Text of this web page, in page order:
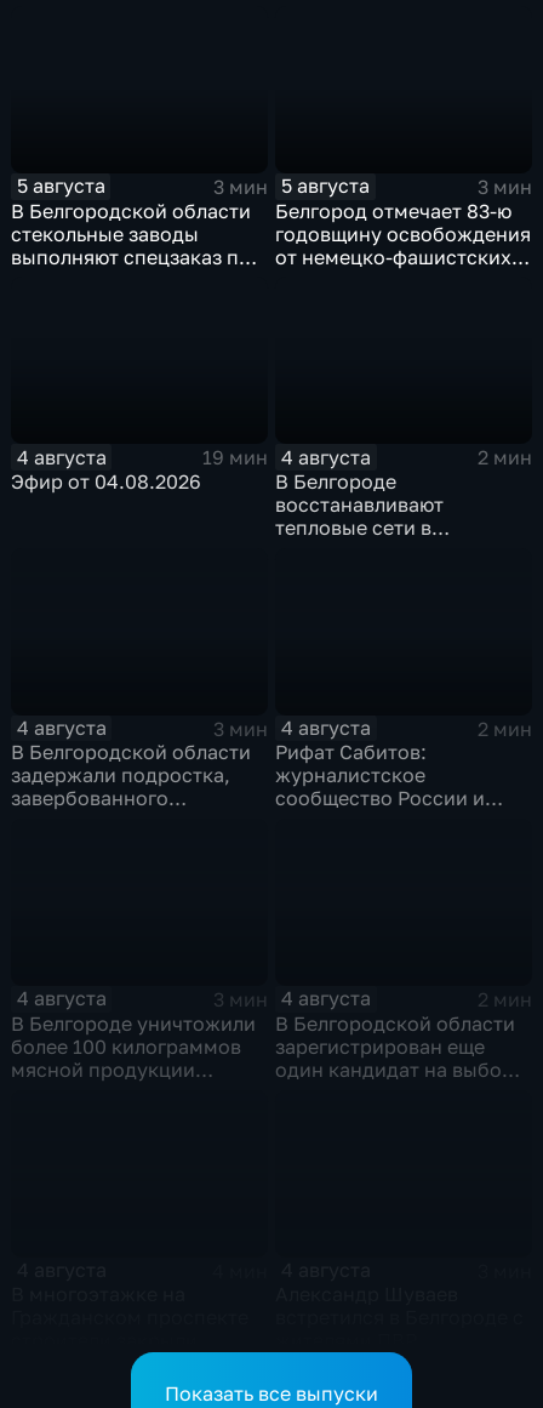
5 августа
3 мин
В Белгородской области
стекольные заводы
выполняют спецзаказ по
5 августа
3 мин
Белгород отмечает 83-ю
годовщину освобождения
от немецко-фашистских
4 августа
19 мин
Эфир от 04.08.2026
4 августа
2 мин
В Белгороде
восстанавливают
тепловые сети в
4 августа
3 мин
В Белгородской области
задержали подростка,
завербованного
4 августа
2 мин
Рифат Сабитов:
журналистское
сообщество России и
4 августа
3 мин
В Белгороде уничтожили
более 100 килограммов
мясной продукции
4 августа
2 мин
В Белгородской области
зарегистрирован еще
один кандидат на выборы
тепловой контур по
временной схемеПоказать все выпуски